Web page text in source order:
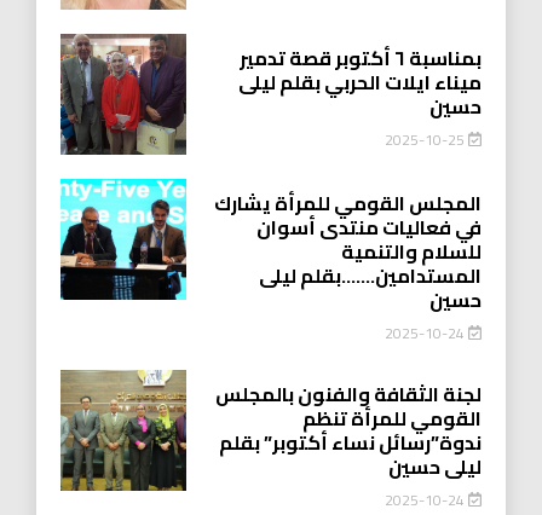
بمناسبة ٦ أكتوبر قصة تدمير
ميناء ايلات الحربي بقلم ليلى
حسين
2025-10-25
المجلس القومي للمرأة يشارك
في فعاليات منتدى أسوان
للسلام والتنمية
المستدامين…….بقلم ليلى
حسين
2025-10-24
لجنة الثقافة والفنون بالمجلس
القومي للمرأة تنظم
ندوة”رسائل نساء أكتوبر” بقلم
ليلى حسين
2025-10-24